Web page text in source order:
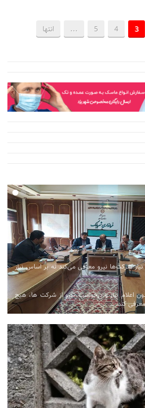
3
4
5
... انتها
نیاز شرکت‌ها نیرو معرفی می‌کند نه بر اساس نیاز
اعلام نیاز و درخواست نیرو از شرکت ها، هیچ
کند. ...